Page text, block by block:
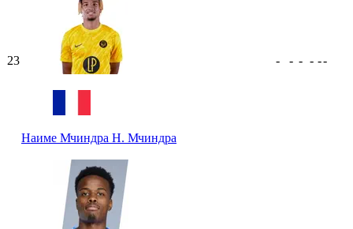
23
Наиме Мчиндра Н. Мчиндра
- - - - --